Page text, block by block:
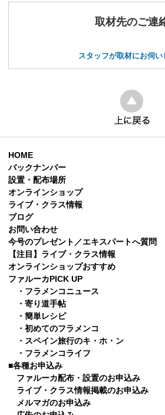
取材先のご連
スタッフが取材にお伺い
HOME
バックナンバー
設置・配布場所
オンラインショップ
ライブ・クラス情報
ブログ
お問い合わせ
今号のプレゼント／エキスパートへ質問
【注目】ライブ・クラス情報
オンラインショップおすすめ
ファルーカPICK UP
・フラメンコニュース
・寄り道手帖
・簡単レシピ
・初めてのフラメンコ
・スペイン旅行のキ・ホ・ン
・フラメンコライフ
■各種お申込み
ファルーカ配布・設置のお申込み
ライブ・クラス情報掲載のお申込み
メルマガのお申込み